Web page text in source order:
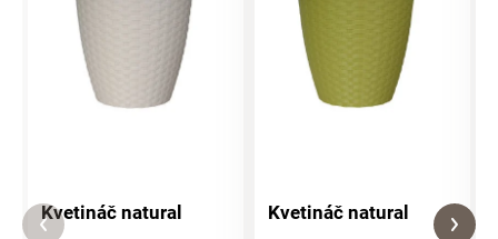
Kvetináč natural Kvetináč natural